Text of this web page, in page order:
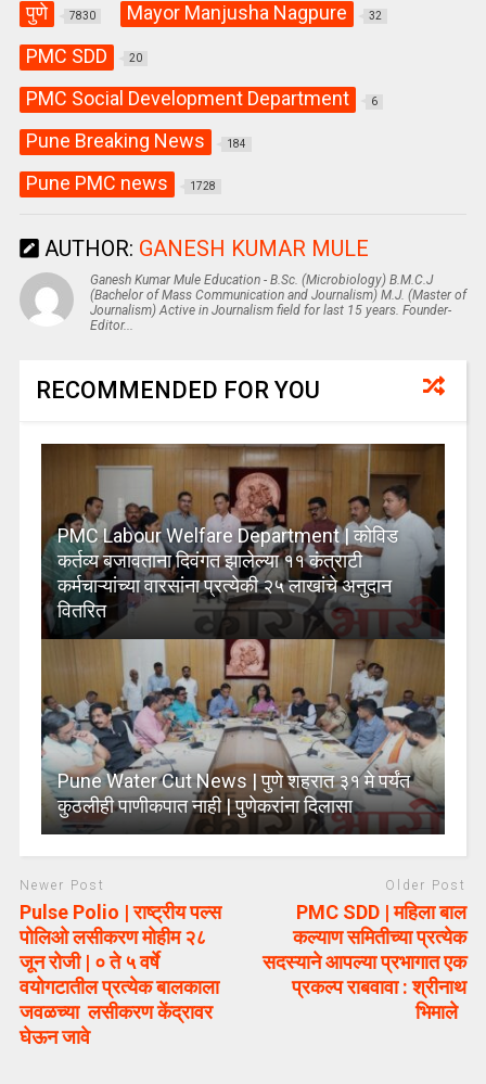
पुणे 7830 Mayor Manjusha Nagpure 32
PMC SDD 20
PMC Social Development Department 6
Pune Breaking News 184
Pune PMC news 1728
AUTHOR: GANESH KUMAR MULE
Ganesh Kumar Mule Education - B.Sc. (Microbiology) B.M.C.J
(Bachelor of Mass Communication and Journalism) M.J. (Master of
Journalism) Active in Journalism field for last 15 years. Founder-
Editor...
RECOMMENDED FOR YOU
PMC Labour Welfare Department | कोविड
कर्तव्य बजावताना दिवंगत झालेल्या ११ कंत्राटी
कर्मचाऱ्यांच्या वारसांना प्रत्येकी २५ लाखांचे अनुदान
वितरित
Pune Water Cut News | पुणे शहरात ३१ मे पर्यंत
कुठलीही पाणीकपात नाही | पुणेकरांना दिलासा
Newer Post
Pulse Polio | राष्ट्रीय पल्स
पोलिओ लसीकरण मोहीम २८
जून रोजी | ० ते ५ वर्षे
वयोगटातील प्रत्येक बालकाला
जवळच्या लसीकरण केंद्रावर
घेऊन जावे
Older Post
PMC SDD | महिला बाल
कल्याण समितीच्या प्रत्येक
सदस्याने आपल्या प्रभागात एक
प्रकल्प राबवावा : श्रीनाथ
भिमाले